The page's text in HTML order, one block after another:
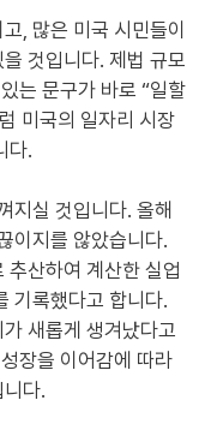
, 많은 미국 시민들이
것입니다. 제법 규모
는 문구가 바로 “일할
미국의 일자리 시장
다.
지실 것입니다. 올해
이지를 않았습니다.
추산하여 계산한 실업
기록했다고 합니다.
새롭게 생겨났다고
장을 이어감에 따라
다.